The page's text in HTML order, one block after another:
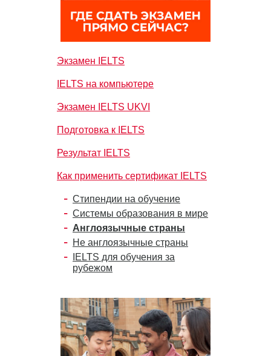
Экзамен IELTS
IELTS на компьютере
Экзамен IELTS UKVI
Подготовка к IELTS
Результат IELTS
Как применить сертификат IELTS
Стипендии на обучение
Системы образования в мире
Англоязычные страны
Не англоязычные страны
IELTS для обучения за
рубежом